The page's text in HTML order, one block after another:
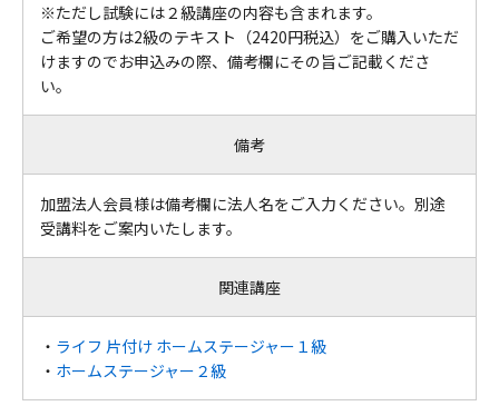
※ただし試験には２級講座の内容も含まれます。
ご希望の方は2級のテキスト（2420円税込）をご購入いただ
けますのでお申込みの際、備考欄にその旨ご記載くださ
い。
備考
加盟法人会員様は備考欄に法人名をご入力ください。別途
受講料をご案内いたします。
関連講座
・ ライフ 片付け ホームステージャー１級
・ ホームステージャー２級